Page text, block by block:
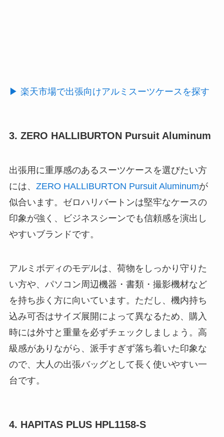
▶ 楽天市場で出張向けアルミスーツケースを探す
3. ZERO HALLIBURTON Pursuit Aluminum
出張用に重厚感のあるスーツケースを選びたい方
には、 ZERO HALLIBURTON Pursuit Aluminumが
似合います。ゼロハリバートンは堅牢なケースの
印象が強く、ビジネスシーンでも信頼感を演出し
やすいブランドです。
アルミボディのモデルは、荷物をしっかり守りた
い方や、パソコン周辺機器・書類・撮影機材など
を持ち歩く方に向いています。ただし、機内持ち
込み可否はサイズ展開によって異なるため、購入
時には外寸と重量を必ずチェックしましょう。高
級感がありながら、派手すぎず落ち着いた印象な
ので、大人の出張バッグとして長く使いやすい一
台です。
4. HAPITAS PLUS HPL1158-S